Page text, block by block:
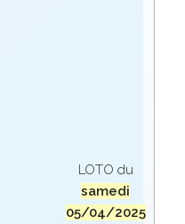
LOTO du
samedi
05/04/2025